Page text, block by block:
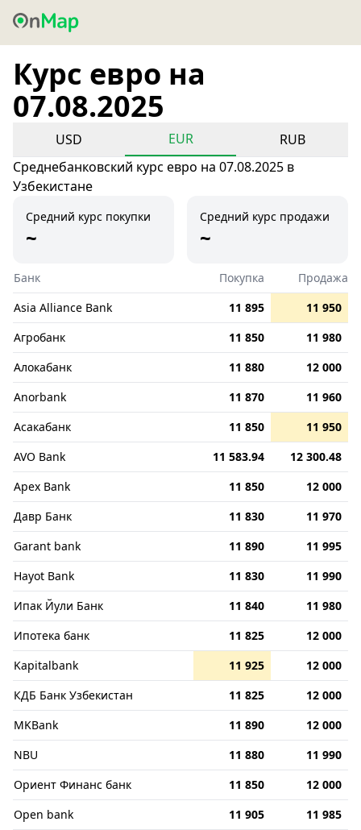
Курс евро на
07.08.2025
USD EUR
RUB
Среднебанковский курс евро на 07.08.2025 в
Узбекистане
Средний курс покупки
~
Средний курс продажи
~
Банк Покупка
Продажа
Asia Alliance Bank
11 895
11 950
Агробанк
11 850
11 980
Алокабанк
11 880
12 000
Anorbank
11 870
11 960
Асакабанк
11 850
11 950
AVO Bank
11 583.94
12 300.48
Apex Bank
11 850
12 000
Давр Банк
11 830
11 970
Garant bank
11 890
11 995
Hayot Bank
11 830
11 990
Ипак Йули Банк
11 840
11 980
Ипотека банк
11 825
12 000
Kapitalbank
11 925
12 000
КДБ Банк Узбекистан
11 825
12 000
MKBank
11 890
12 000
NBU
11 880
11 990
Ориент Финанс банк
11 850
12 000
Open bank
11 905
11 985